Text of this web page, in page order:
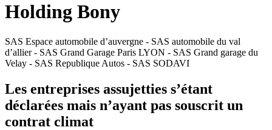
Holding Bony
SAS Espace automobile d’auvergne - SAS automobile du val
d’allier - SAS Grand Garage Paris LYON - SAS Grand garage du
Velay - SAS Republique Autos - SAS SODAVI
Les entreprises assujetties s’étant
déclarées mais n’ayant pas souscrit un
contrat climat